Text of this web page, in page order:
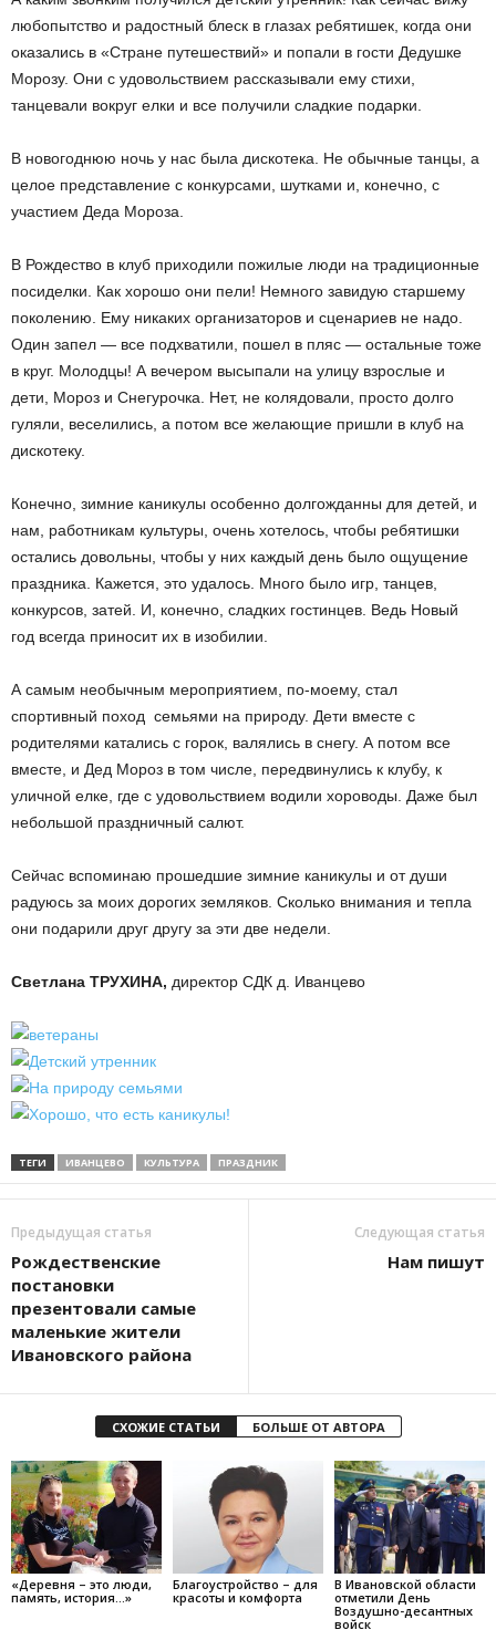
любопытство и радостный блеск в глазах ребятишек, когда они
оказались в «Стране путешествий» и попали в гости Дедушке
Морозу. Они с удовольствием рассказывали ему стихи,
танцевали вокруг елки и все получили сладкие подарки.
В новогоднюю ночь у нас была дискотека. Не обычные танцы, а
целое представление с конкурсами, шутками и, конечно, с
участием Деда Мороза.
В Рождество в клуб приходили пожилые люди на традиционные
посиделки. Как хорошо они пели! Немного завидую старшему
поколению. Ему никаких организаторов и сценариев не надо.
Один запел — все подхватили, пошел в пляс — остальные тоже
в круг. Молодцы! А вечером высыпали на улицу взрослые и
дети, Мороз и Снегурочка. Нет, не колядовали, просто долго
гуляли, веселились, а потом все желающие пришли в клуб на
дискотеку.
Конечно, зимние каникулы особенно долгожданны для детей, и
нам, работникам культуры, очень хотелось, чтобы ребятишки
остались довольны, чтобы у них каждый день было ощущение
праздника. Кажется, это удалось. Много было игр, танцев,
конкурсов, затей. И, конечно, сладких гостинцев. Ведь Новый
год всегда приносит их в изобилии.
А самым необычным мероприятием, по-моему, стал
спортивный поход семьями на природу. Дети вместе с
родителями катались с горок, валялись в снегу. А потом все
вместе, и Дед Мороз в том числе, передвинулись к клубу, к
уличной елке, где с удовольствием водили хороводы. Даже был
небольшой праздничный салют.
Сейчас вспоминаю прошедшие зимние каникулы и от души
радуюсь за моих дорогих земляков. Сколько внимания и тепла
они подарили друг другу за эти две недели.
Светлана ТРУХИНА, директор СДК д. Иванцево
ТЕГИ ИВАНЦЕВО КУЛЬТУРА ПРАЗДНИК
Предыдущая статья
Рождественские
постановки
презентовали самые
маленькие жители
Ивановского района
Следующая статья
Нам пишут
СХОЖИЕ СТАТЬИ БОЛЬШЕ ОТ АВТОРА
«Деревня – это люди,
память, история…»
Благоустройство – для
красоты и комфорта
В Ивановской области
отметили День
Воздушно-десантных
войск